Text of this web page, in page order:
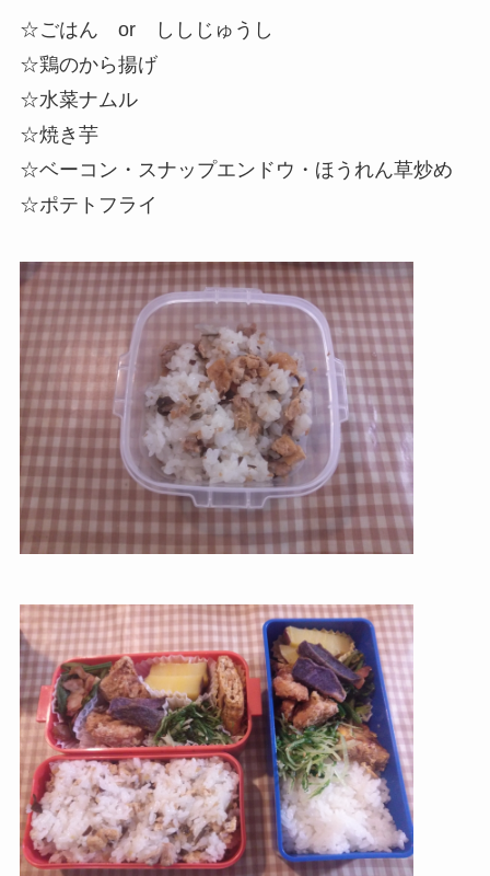
☆ごはん or ししじゅうし
☆鶏のから揚げ
☆水菜ナムル
☆焼き芋
☆ベーコン・ スナップエンドウ ・ほうれん草炒め
☆ポテトフライ